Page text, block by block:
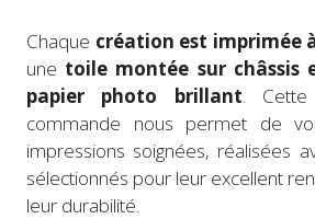
Chaque création est imprimée
une toile montée sur châssis
papier photo brillant.
commande nous permet de
impressions soignées, réalisées
sélectionnés pour leur excellent
leur durabilité.